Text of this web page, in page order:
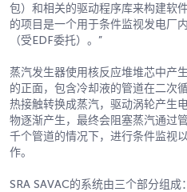
包）和相关的驱动程序库来构建软
的项目是一个用于条件监视发电厂
（受EDF委托）。”
蒸汽发生器使用核反应堆堆芯中产
的正面，包含冷却液的管道在二次
热接触转换成蒸汽，驱动涡轮产生
物逐渐产生，最终会阻塞蒸汽通过
千个管道的情况下，进行条件监视
作。
SRA SAVAC的系统由三个部分组成